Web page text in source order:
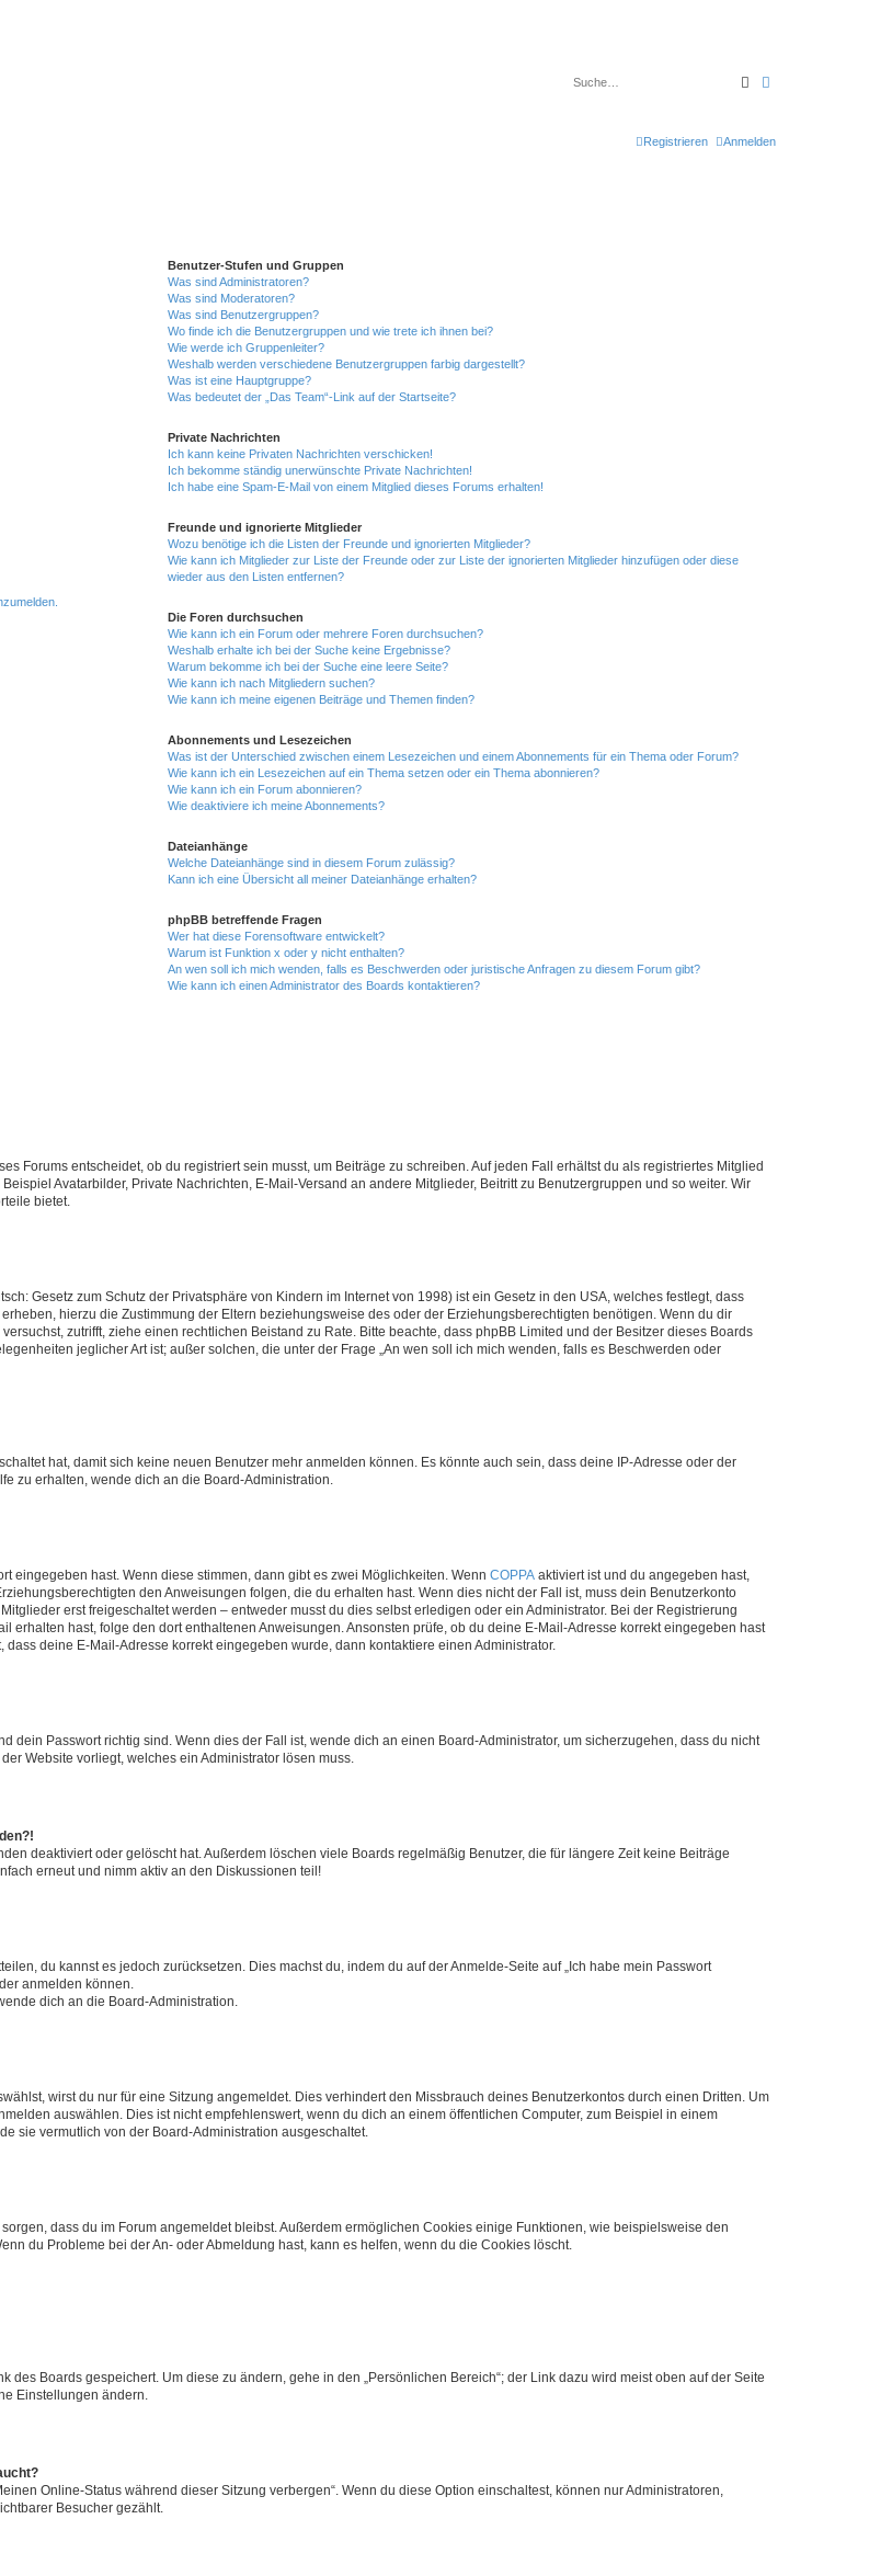
Suche
Anmelden
Registrieren
Benutzer-Stufen und Gruppen
Was sind Administratoren?
Was sind Moderatoren?
Was sind Benutzergruppen?
Wo finde ich die Benutzergruppen und wie trete ich ihnen bei?
Wie werde ich Gruppenleiter?
Weshalb werden verschiedene Benutzergruppen farbig dargestellt?
Was ist eine Hauptgruppe?
Was bedeutet der „Das Team“-Link auf der Startseite?
Private Nachrichten
Ich kann keine Privaten Nachrichten verschicken!
Ich bekomme ständig unerwünschte Private Nachrichten!
Ich habe eine Spam-E-Mail von einem Mitglied dieses Forums erhalten!
Freunde und ignorierte Mitglieder
Wozu benötige ich die Listen der Freunde und ignorierten Mitglieder?
Wie kann ich Mitglieder zur Liste der Freunde oder zur Liste der ignorierten Mitglieder hinzufügen oder diese
wieder aus den Listen entfernen?
Die Foren durchsuchen
Wie kann ich ein Forum oder mehrere Foren durchsuchen?
Weshalb erhalte ich bei der Suche keine Ergebnisse?
Warum bekomme ich bei der Suche eine leere Seite?
Wie kann ich nach Mitgliedern suchen?
Wie kann ich meine eigenen Beiträge und Themen finden?
Abonnements und Lesezeichen
Was ist der Unterschied zwischen einem Lesezeichen und einem Abonnements für ein Thema oder Forum?
Wie kann ich ein Lesezeichen auf ein Thema setzen oder ein Thema abonnieren?
Wie kann ich ein Forum abonnieren?
Wie deaktiviere ich meine Abonnements?
Dateianhänge
Welche Dateianhänge sind in diesem Forum zulässig?
Kann ich eine Übersicht all meiner Dateianhänge erhalten?
phpBB betreffende Fragen
Wer hat diese Forensoftware entwickelt?
Warum ist Funktion x oder y nicht enthalten?
An wen soll ich mich wenden, falls es Beschwerden oder juristische Anfragen zu diesem Forum gibt?
Wie kann ich einen Administrator des Boards kontaktieren?
Forums entscheidet, ob du registriert sein musst, um Beiträge zu schreiben. Auf jeden Fall erhältst du als registriertes Mitglied
Avatarbilder, Private Nachrichten, E-Mail-Versand an andere Mitglieder, Beitritt zu Benutzergruppen und so weiter. Wir
bietet.
Gesetz zum Schutz der Privatsphäre von Kindern im Internet von 1998) ist ein Gesetz in den USA, welches festlegt, dass
hierzu die Zustimmung der Eltern beziehungsweise des oder der Erziehungsberechtigten benötigen. Wenn du dir
zutrifft, ziehe einen rechtlichen Beistand zu Rate. Bitte beachte, dass phpBB Limited und der Besitzer dieses Boards
jeglicher Art ist; außer solchen, die unter der Frage „An wen soll ich mich wenden, falls es Beschwerden oder
hat, damit sich keine neuen Benutzer mehr anmelden können. Es könnte auch sein, dass deine IP-Adresse oder der
zu erhalten, wende dich an die Board-Administration.
eingegeben hast. Wenn diese stimmen, dann gibt es zwei Möglichkeiten. Wenn COPPA aktiviert ist und du angegeben hast,
den Anweisungen folgen, die du erhalten hast. Wenn dies nicht der Fall ist, muss dein Benutzerkonto
erst freigeschaltet werden – entweder musst du dies selbst erledigen oder ein Administrator. Bei der Registrierung
erhalten hast, folge den dort enthaltenen Anweisungen. Ansonsten prüfe, ob du deine E-Mail-Adresse korrekt eingegeben hast
deine E-Mail-Adresse korrekt eingegeben wurde, dann kontaktiere einen Administrator.
dein Passwort richtig sind. Wenn dies der Fall ist, wende dich an einen Board-Administrator, um sicherzugehen, dass du nicht
Website vorliegt, welches ein Administrator lösen muss.
deaktiviert oder gelöscht hat. Außerdem löschen viele Boards regelmäßig Benutzer, die für längere Zeit keine Beiträge
erneut und nimm aktiv an den Diskussionen teil!
du kannst es jedoch zurücksetzen. Dies machst du, indem du auf der Anmelde-Seite auf „Ich habe mein Passwort
anmelden können.
dich an die Board-Administration.
wirst du nur für eine Sitzung angemeldet. Dies verhindert den Missbrauch deines Benutzerkontos durch einen Dritten. Um
auswählen. Dies ist nicht empfehlenswert, wenn du dich an einem öffentlichen Computer, zum Beispiel in einem
sie vermutlich von der Board-Administration ausgeschaltet.
dass du im Forum angemeldet bleibst. Außerdem ermöglichen Cookies einige Funktionen, wie beispielsweise den
du Probleme bei der An- oder Abmeldung hast, kann es helfen, wenn du die Cookies löscht.
Boards gespeichert. Um diese zu ändern, gehe in den „Persönlichen Bereich“; der Link dazu wird meist oben auf der Seite
Einstellungen ändern.
Online-Status während dieser Sitzung verbergen“. Wenn du diese Option einschaltest, können nur Administratoren,
Besucher gezählt.